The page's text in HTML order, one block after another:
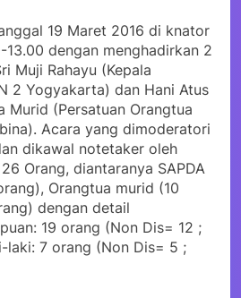
19 Maret 2016 di knator
13.00 dengan menghadirkan 2
Muji Rahayu (Kepala
2 Yogyakarta) dan Hani Atus
Murid (Persatuan Orangtua
Acara yang dimoderatori
dikawal notetaker oleh
Orang, diantaranya SAPDA
Orangtua murid (10
dengan detail
19 orang (Non Dis= 12 ;
laki: 7 orang (Non Dis= 5 ;